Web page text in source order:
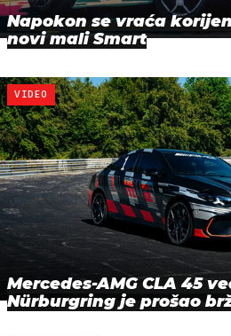
Napokon se vraća
novi mali Smart
VIDEO
Mercedes-AMG CLA 45
Nürburgring je prošao